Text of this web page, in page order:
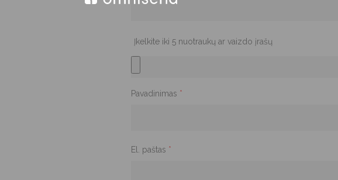
Įkelkite iki 5 nuotraukų ar vaizdo įrašų
Pavadinimas *
El. paštas *